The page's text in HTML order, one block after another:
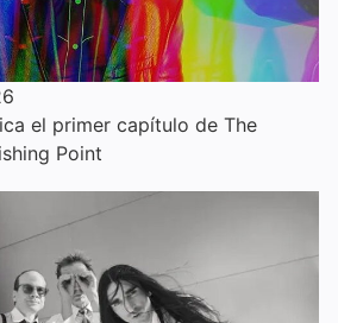
el primer capítulo de The
Point